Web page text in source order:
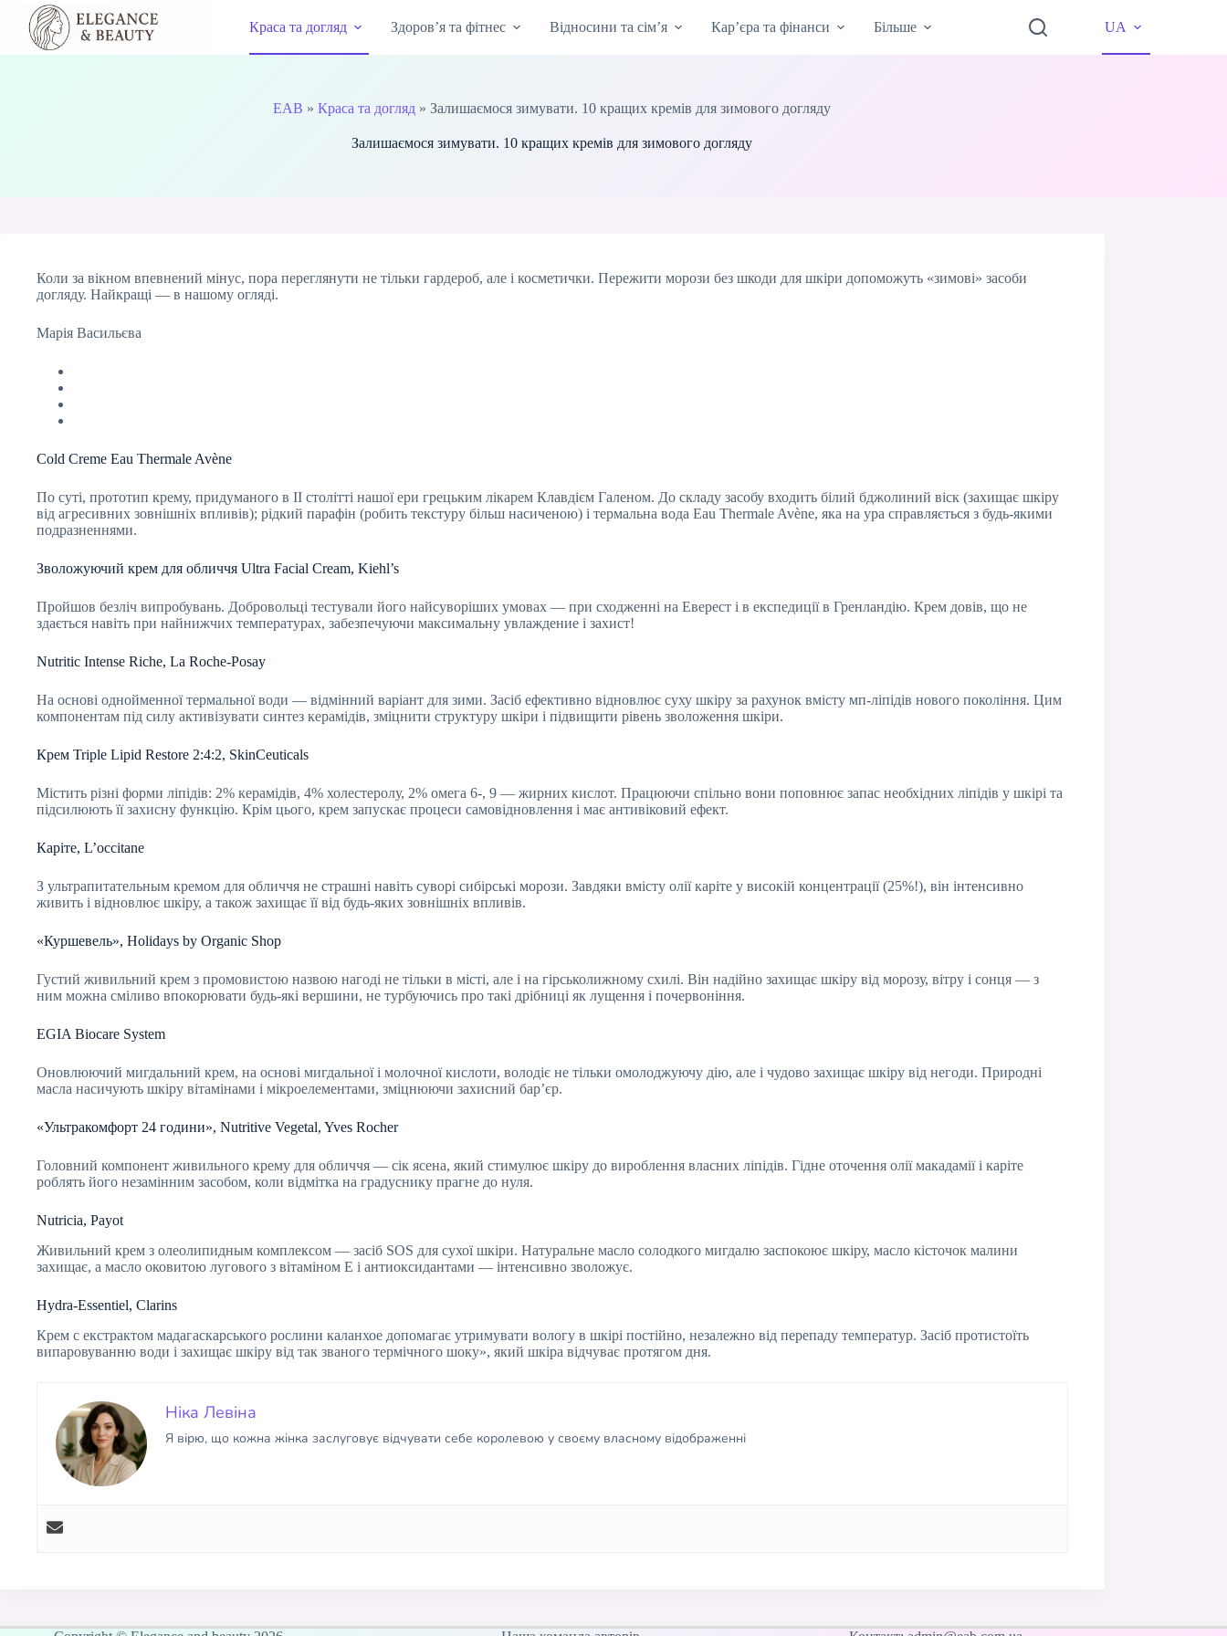
Перейти
вмісту
Краса та догляд Здоров’я та фітнес Відносини та сім’я Кар’єра та фінанси Більше UA
EAB »Краса та догляд »Залишаємося зимувати. 10 кращих кремів для зимового догляду
Залишаємося зимувати. 10 кращих кремів для зимового догляду
Коли за вікном впевнений мінус, пора переглянути не тільки гардероб, але і косметички. Пережити морози без шкоди для шкіри допоможуть «зимові» засоби
догляду. Найкращі — в нашому огляді.
Марія Васильєва
Cold Creme Eau Thermale Avène
По суті, прототип крему, придуманого в II столітті нашої ери грецьким лікарем Клавдієм Галеном. До складу засобу входить білий бджолиний віск (захищає шкіру
від агресивних зовнішніх впливів); рідкий парафін (робить текстуру більш насиченою) і термальна вода Eau Thermale Avène, яка на ура справляється з будь-якими
подразненнями.
Зволожуючий крем для обличчя Ultra Facial Cream, Kiehl’s
Пройшов безліч випробувань. Добровольці тестували його найсуворіших умовах — при сходженні на Еверест і в експедиції в Гренландію. Крем довів, що не
здається навіть при найнижчих температурах, забезпечуючи максимальну увлаждение і захист!
Nutritic Intense Riche, La Roche-Posay
На основі однойменної термальної води — відмінний варіант для зими. Засіб ефективно відновлює суху шкіру за рахунок вмісту мп-ліпідів нового покоління. Цим
компонентам під силу активізувати синтез керамідів, зміцнити структуру шкіри і підвищити рівень зволоження шкіри.
Крем Triple Lipid Restore 2:4:2, SkinCeuticals
Містить різні форми ліпідів: 2% керамідів, 4% холестеролу, 2% омега 6-, 9 — жирних кислот. Працюючи спільно вони поповнює запас необхідних ліпідів у шкірі та
підсилюють її захисну функцію. Крім цього, крем запускає процеси самовідновлення і має антивіковий ефект.
Каріте, L’occitane
З ультрапитательным кремом для обличчя не страшні навіть суворі сибірські морози. Завдяки вмісту олії каріте у високій концентрації (25%!), він інтенсивно
живить і відновлює шкіру, а також захищає її від будь-яких зовнішніх впливів.
«Куршевель», Holidays by Organic Shop
Густий живильний крем з промовистою назвою нагоді не тільки в місті, але і на гірськолижному схилі. Він надійно захищає шкіру від морозу, вітру і сонця — з
ним можна сміливо впокорювати будь-які вершини, не турбуючись про такі дрібниці як лущення і почервоніння.
EGIA Biocare System
Оновлюючий мигдальний крем, на основі мигдальної і молочної кислоти, володіє не тільки омолоджуючу дію, але і чудово захищає шкіру від негоди. Природні
масла насичують шкіру вітамінами і мікроелементами, зміцнюючи захисний бар’єр.
«Ультракомфорт 24 години», Nutritive Vegetal, Yves Rocher
Головний компонент живильного крему для обличчя — сік ясена, який стимулює шкіру до вироблення власних ліпідів. Гідне оточення олії макадамії і каріте
роблять його незамінним засобом, коли відмітка на градуснику прагне до нуля.
Nutricia, Payot
Живильний крем з олеолипидным комплексом — засіб SOS для сухої шкіри. Натуральне масло солодкого мигдалю заспокоює шкіру, масло кісточок малини
захищає, а масло оковитою лугового з вітаміном E і антиоксидантами — інтенсивно зволожує.
Hydra-Essentiel, Clarins
Крем c екстрактом мадагаскарського рослини каланхое допомагає утримувати вологу в шкірі постійно, незалежно від перепаду температур. Засіб протистоїть
випаровуванню води і захищає шкіру від так званого термічного шоку», який шкіра відчуває протягом дня.
Ніка Левіна
Я вірю, що кожна жінка заслуговує відчувати себе королевою у своєму власному відображенні